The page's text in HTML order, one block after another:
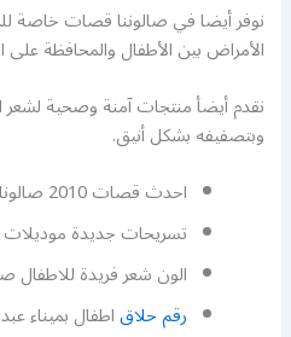
نوفر أيضا في صالوننا قصات خاصة
الأمراض بين الأطفال والمحافظة على
نقدم أيضأ منتجات آمنة وصحية لشعر
وبتصفيفه بشكل أنيق.
احدث قصات 2010 صالونات بميناء عبد الله
تسريحات جديدة موديلات 20121
الون شعر فريدة للاطفال
رقم حلاقاطفال بميناء